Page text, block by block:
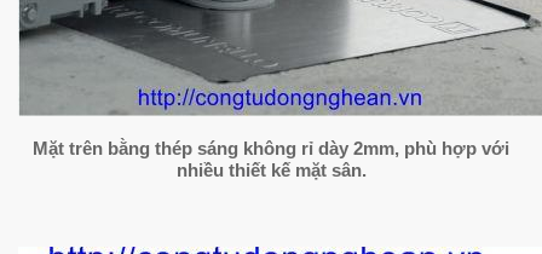
Mặt trên bằng thép sáng không rỉ dày 2mm, phù hợp với
nhiều thiết kế mặt sân.